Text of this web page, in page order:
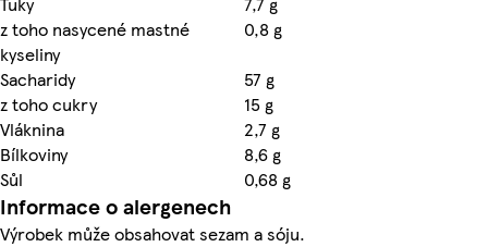
z toho nasycené mastné
kyseliny
0,8 g
Sacharidy
57 g
z toho cukry
15 g
Vláknina
2,7 g
Bílkoviny
8,6 g
Sůl
0,68 g
Informace o alergenech
Výrobek může obsahovat sezam a sóju.